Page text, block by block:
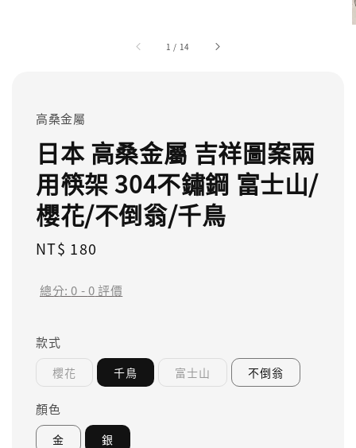
1 / 14
高桑金屬
日本 高桑金屬 吉祥圖案兩
用筷架 304不鏽鋼 富士山/
櫻花/不倒翁/千鳥
Regular
NT$ 180
總分:0 -0評價
款式
櫻花 千鳥 富士山 不倒翁
顏色
金 銀